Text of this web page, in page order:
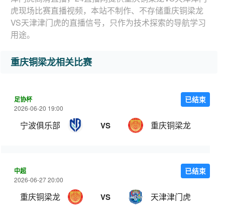
虎现场比赛直播视频，本站不制作、不存储重庆铜梁龙
VS天津津门虎的直播信号，只作为技术探索的导航学习
用途。
重庆铜梁龙相关比赛
足协杯
2026-06-20 19:00
宁波俱乐部 VS 重庆铜梁龙
已结束
中超
2026-06-27 20:00
重庆铜梁龙 VS 天津津门虎
已结束